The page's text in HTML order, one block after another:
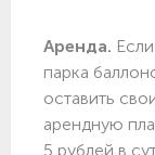
Аренда.
парка
оставить
арендную
5 рублей в